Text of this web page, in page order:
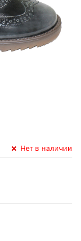
Нет в наличии